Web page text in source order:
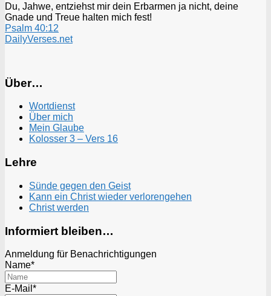
Du, Jahwe, entziehst mir dein Erbarmen ja nicht, deine
Gnade und Treue halten mich fest!
Psalm 40:12
DailyVerses.net
Über…
Wortdienst
Über mich
Mein Glaube
Kolosser 3 – Vers 16
Lehre
Sünde gegen den Geist
Kann ein Christ wieder verlorengehen
Christ werden
Informiert bleiben…
Anmeldung für Benachrichtigungen
Name*
E-Mail*